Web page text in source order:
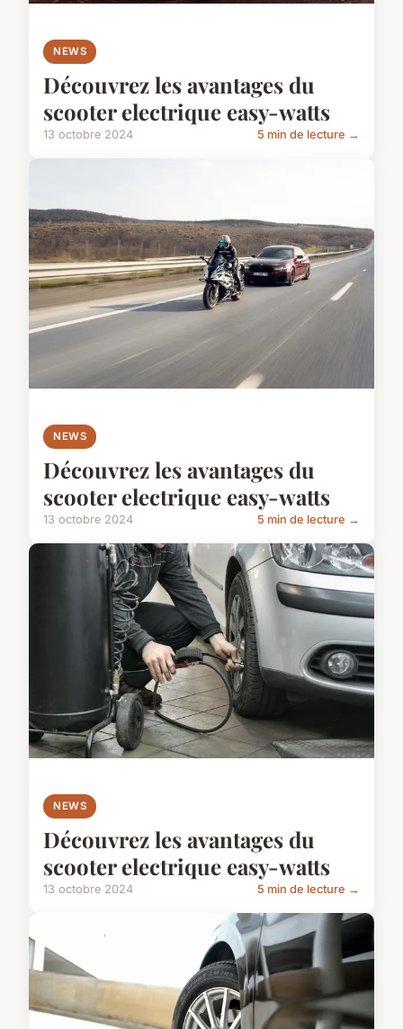
NEWS
Découvrez les avantages du
scooter electrique easy-watts
13 octobre 2024 5 min de lecture →
NEWS
Découvrez les avantages du
scooter electrique easy-watts
13 octobre 2024 5 min de lecture →
NEWS
Découvrez les avantages du
scooter electrique easy-watts
13 octobre 2024 5 min de lecture →